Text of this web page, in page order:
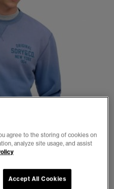
5 6 7
agree to the storing of cookies on
analyze site usage, and assist
Accept All Cookies